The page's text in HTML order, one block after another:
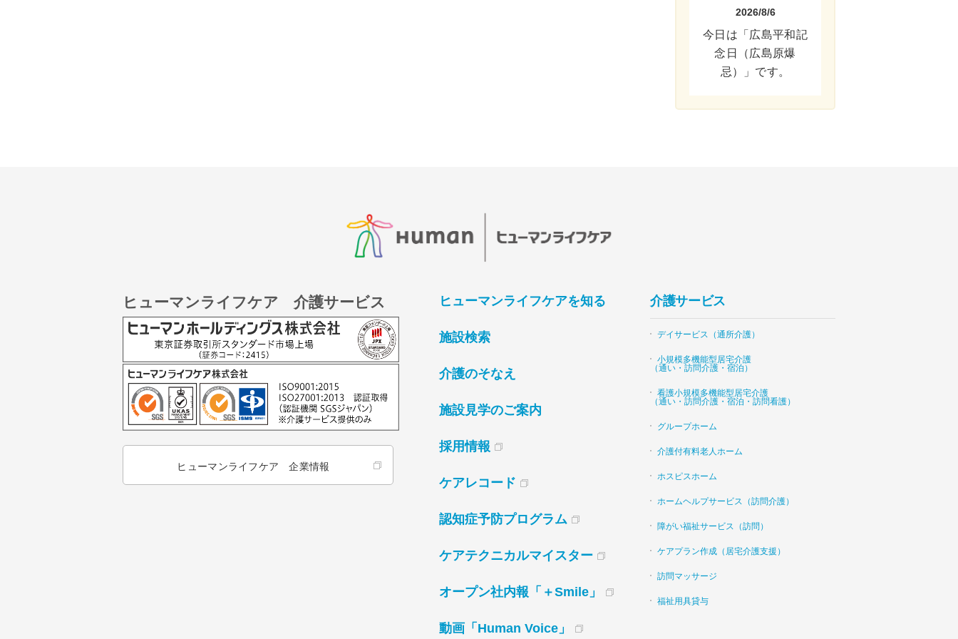
2026/8/6
今日は「広島平和記
念日（広島原爆
忌）」です。
ヒューマンライフケア 介護サービス
ヒューマンライフケア 企業情報
ヒューマンライフケアを知る
施設検索
介護のそなえ
施設見学のご案内
採用情報
ケアレコード
認知症予防プログラム
ケアテクニカルマイスター
オープン社内報「＋Smile」
動画「Human Voice」
介護サービス
デイサービス（通所介護）
小規模多機能型居宅介護
（通い・訪問介護・宿泊）
看護小規模多機能型居宅介護
（通い・訪問介護・宿泊・訪問看護）
グループホーム
介護付有料老人ホーム
ホスピスホーム
ホームヘルプサービス（訪問介護）
障がい福祉サービス（訪問）
ケアプラン作成（居宅介護支援）
訪問マッサージ
福祉用具貸与